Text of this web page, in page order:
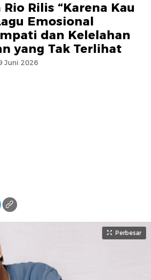
Rilis “Karena Kau
Emosional
dan Kelelahan
yang Tak Terlihat
Juni 2026
Perbesar